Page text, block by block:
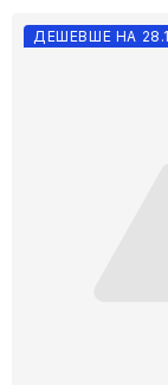
ДЕШЕВШЕ НА